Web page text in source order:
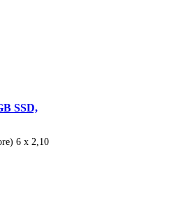
SSD,
6 x 2,10